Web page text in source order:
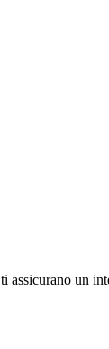
assicurano un